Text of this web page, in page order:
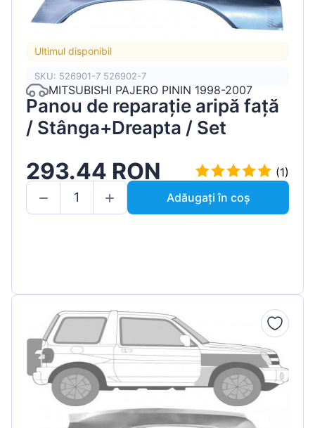
Ultimul disponibil
SKU: 526901-7 526902-7
MITSUBISHI PAJERO PININ 1998-2007
Panou de reparație aripă față
/ Stânga+Dreapta / Set
293.44 RON
(1)
Adăugați în coș